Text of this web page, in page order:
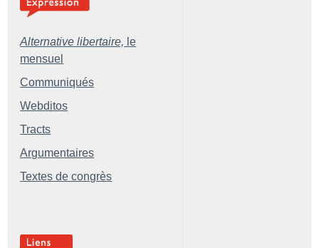
Alternative libertaire, le
mensuel
Communiqués
Webditos
Tracts
Argumentaires
Textes de congrès